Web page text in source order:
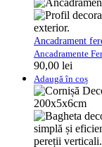
Ancadrament
Ancadramente
90,00 lei
Adaugă în coș